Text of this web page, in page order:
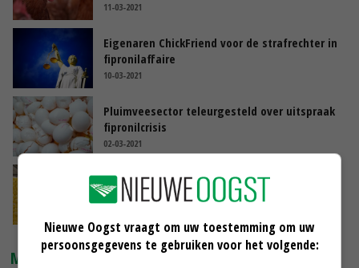
11-03-2021
Eigenaren ChickFriend voor de strafrechter in
fipronilaffaire
10-03-2021
Pluimveesector teleurgesteld over uitspraak
fipronilcrisis
02-03-2021
SecurEggFarmer biedt zekerheid over
middelen
MARKTPRIJZEN
Nieuwe Oogst vraagt om uw toestemming om uw
persoonsgegevens te gebruiken voor het volgende: